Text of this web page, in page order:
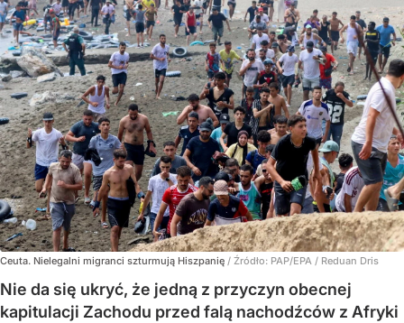
Ceuta. Nielegalni migranci szturmują Hiszpanię / Źródło: PAP/EPA / Reduan Dris
Nie da się ukryć, że jedną z przyczyn obecnej
kapitulacji Zachodu przed falą nachodźców z Afryki